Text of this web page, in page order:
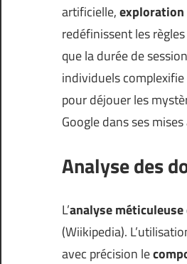
artificielle,exploration
redéfinissent les
que la durée de
individuels
pour déjouer les
Google dans ses
Analyse des
L’analyse méticuleuse
(Wiikipedia).
avec précision le